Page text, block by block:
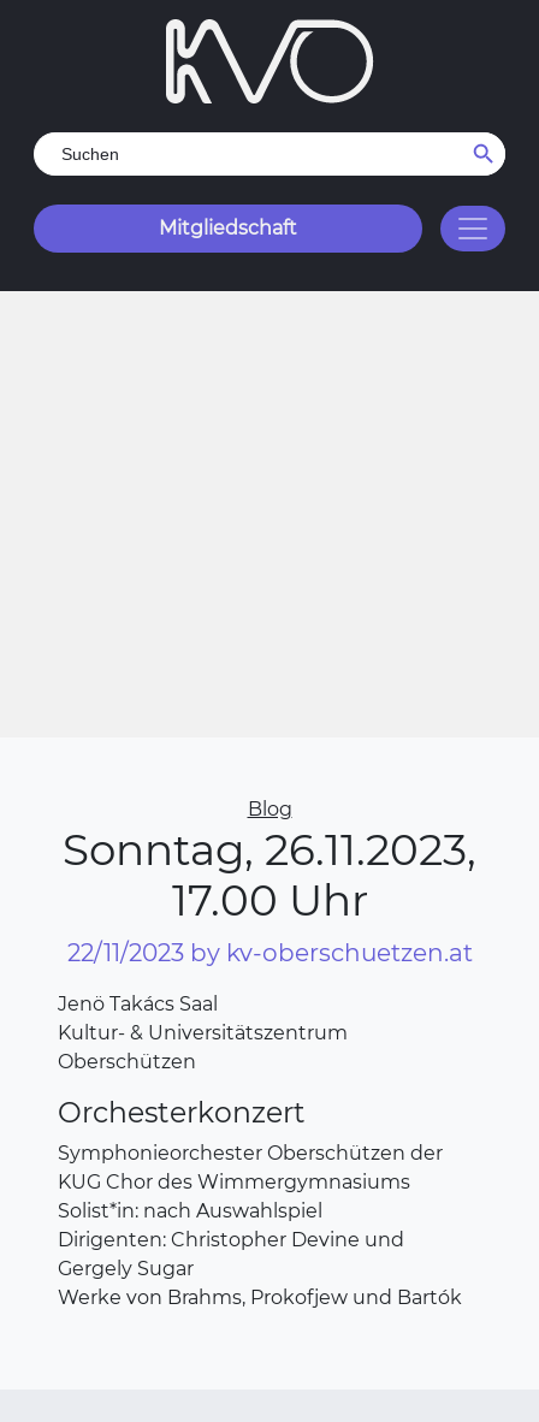
Search
for:
Search Button
Mitgliedschaft
Categories
Blog
Sonntag, 26.11.2023,
17.00 Uhr
22/11/2023 by kv-oberschuetzen.at
Jenö Takács Saal
Kultur- & Universitätszentrum
Oberschützen
Orchesterkonzert
Symphonieorchester Oberschützen der
KUG Chor des Wimmergymnasiums
Solist*in: nach Auswahlspiel
Dirigenten: Christopher Devine und
Gergely Sugar
Werke von Brahms, Prokofjew und Bartók